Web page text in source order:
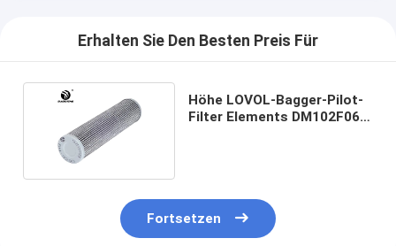
Erhalten Sie Den Besten Preis Für
Höhe LOVOL-Bagger-Pilot-
Filter Elements DM102F061
Fortsetzen